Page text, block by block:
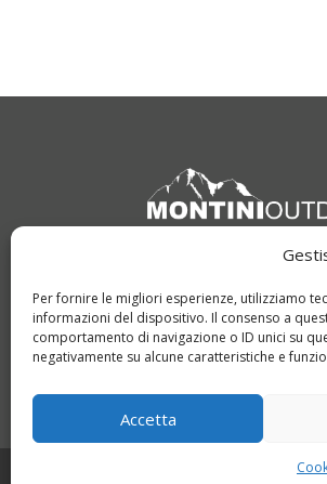
Per fornire le migliori esperienze, utilizziamo
informazioni del dispositivo. Il consenso a
comportamento di navigazione o ID unici su
negativamente su alcune caratteristiche e
Accetta
64021 Giulianova (TE)
Tel. 085 800 1959
Whatsapp +39 366 321
Copyright © 2022